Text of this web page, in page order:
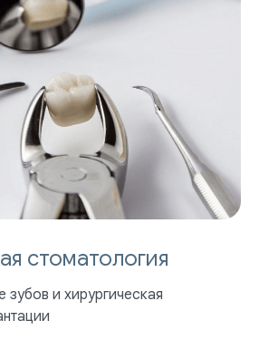
стоматология
и хирургическая